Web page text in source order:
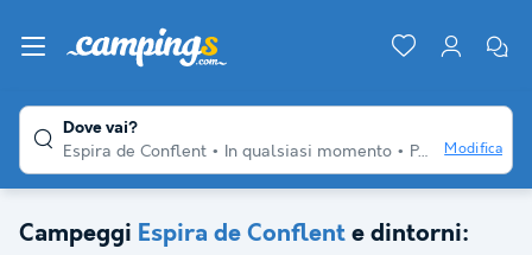
Dove vai?
Espira de Conflent
In qualsiasi momento Per diversi viaggiatori Modifica
Campeggi Espira de Conflent e dintorni: